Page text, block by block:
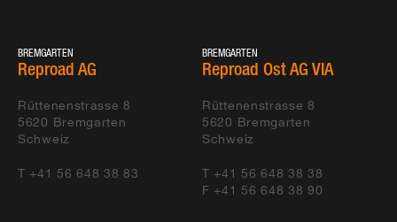
MONTHEY - COLLOMBEY -
ROUTE 302
PAYERNE - TARMAC & HALLE 3 GRISONI-ZAUGG SA
N08 INTERLAKEN OST - BRIENZ
KANTONSBELÄGE MÜLENEN &
WALO AG
BREMGARTEN
Reproad AG
Rüttenenstrasse 8
5620 Bremgarten
Schweiz
T +41 56 648 38 83
BREMGARTEN
Reproad Ost AG VIA
Rüttenenstrasse 8
5620 Bremgarten
Schweiz
T +41 56 648 38 38
F +41 56 648 38 90